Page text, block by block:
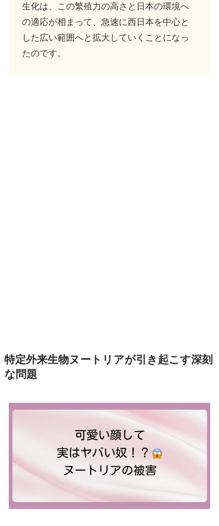
生化は、この繁殖力の高さと日本の環境へ
の適応が相まって、急速に西日本を中心と
した広い範囲へと拡大していくことになっ
たのです。
特定外来生物ヌートリアが引き起こす深刻
な問題